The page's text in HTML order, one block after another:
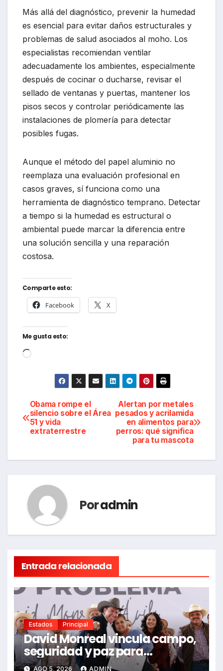
Más allá del diagnóstico, prevenir la humedad
es esencial para evitar daños estructurales y
problemas de salud asociados al moho. Los
especialistas recomiendan ventilar
adecuadamente los ambientes, especialmente
después de cocinar o ducharse, revisar el
sellado de ventanas y puertas, mantener los
pisos secos y controlar periódicamente las
instalaciones de plomería para detectar
posibles fugas.
Aunque el método del papel aluminio no
reemplaza una evaluación profesional en
casos graves, sí funciona como una
herramienta de diagnóstico temprano. Detectar
a tiempo si la humedad es estructural o
ambiental puede marcar la diferencia entre
una solución sencilla y una reparación
costosa.
Comparte esto:
Facebook X
Me gusta esto:
Cargando...
Navegación
de
Alertan por metales
pesados y acrilamida
en alimentos para
perros: qué significa
para tu mascota
Obama rompe el
silencio sobre el Área
51 y vida
extraterrestre
Poradmin
Entrada relacionada
Estados Principal
David Monreal vincula campo,
seguridad y paz para
Zacatecas
AGO 5, 2026 ADMIN